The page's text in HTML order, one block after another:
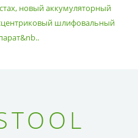
новый аккумуляторный
шлифовальный